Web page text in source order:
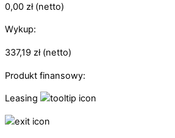
0,00 zł(netto)
Wykup:
337,19 zł(netto)
Produkt finansowy:
Leasing